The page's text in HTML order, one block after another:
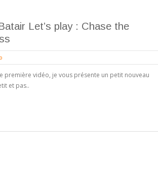
Let’s play : Chase the
première vidéo, je vous présente un petit nouveau
et pas..